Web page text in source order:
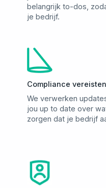
belangrijk to-dos,
je bedrijf.
Compliance vereisten
We verwerken
jou up to date over
zorgen dat je bedrijf